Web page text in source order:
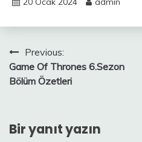
Yazı
gezinmesi
Previous:
Game Of Thrones 6.Sezon
Bölüm Özetleri
Bir yanıt yazın